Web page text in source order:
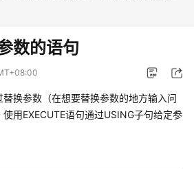
数的语句
换参数（在想要替换参数的地方输入问
用EXECUTE语句通过USING子句给定参